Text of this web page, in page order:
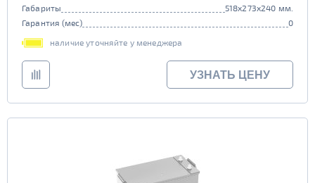
Габариты
518x273x240 мм.
Гарантия (мес)
0
наличие уточняйте у менеджера
УЗНАТЬ ЦЕНУ